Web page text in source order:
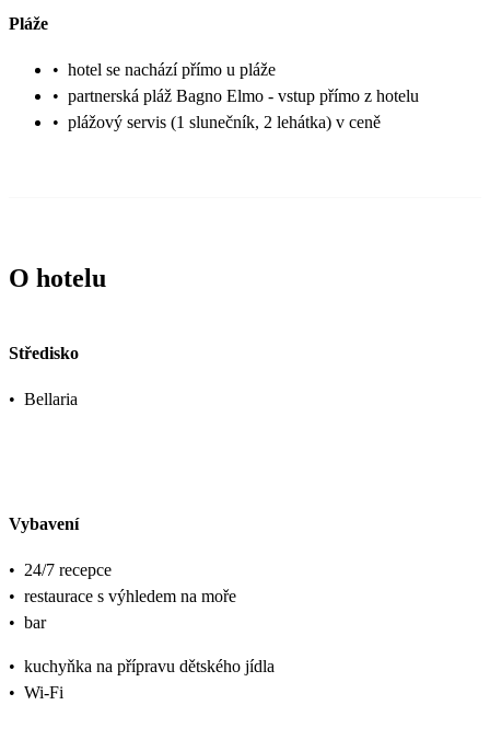
Pláže
• hotel se nachází přímo u pláže
• partnerská pláž Bagno Elmo - vstup přímo z hotelu
• plážový servis (1 slunečník, 2 lehátka) v ceně
O hotelu
Středisko
• Bellaria
Vybavení
• 24/7 recepce
• restaurace s výhledem na moře
• bar
• kuchyňka na přípravu dětského jídla
• Wi-Fi